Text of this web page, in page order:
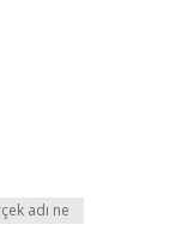
adı ne